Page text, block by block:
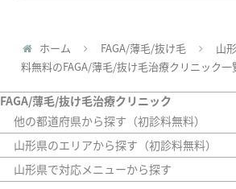
ホーム FAGA/薄毛/抜け毛 山
料無料のFAGA/薄毛/抜け毛治療クリニック一
FAGA/薄毛/抜け毛治療クリニック
他の都道府県から探す（初診料無料）
北海道
青森県
岩手県
山形県のエリアから探す（初診料無料）
山形市
山形県で対応メニューから探す